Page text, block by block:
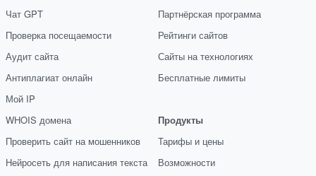
Чат GPT
Проверка посещаемости
Аудит сайта
Антиплагиат онлайн
Мой IP
WHOIS домена
Проверить сайт на мошенников
Нейросеть для написания текста
Партнёрская программа
Рейтинги сайтов
Сайты на технологиях
Бесплатные лимиты
Продукты
Тарифы и цены
Возможности